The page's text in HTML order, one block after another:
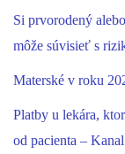
Si prvorodený
môže súvisieť s
Materské v roku
Platby u lekára,
od pacienta –